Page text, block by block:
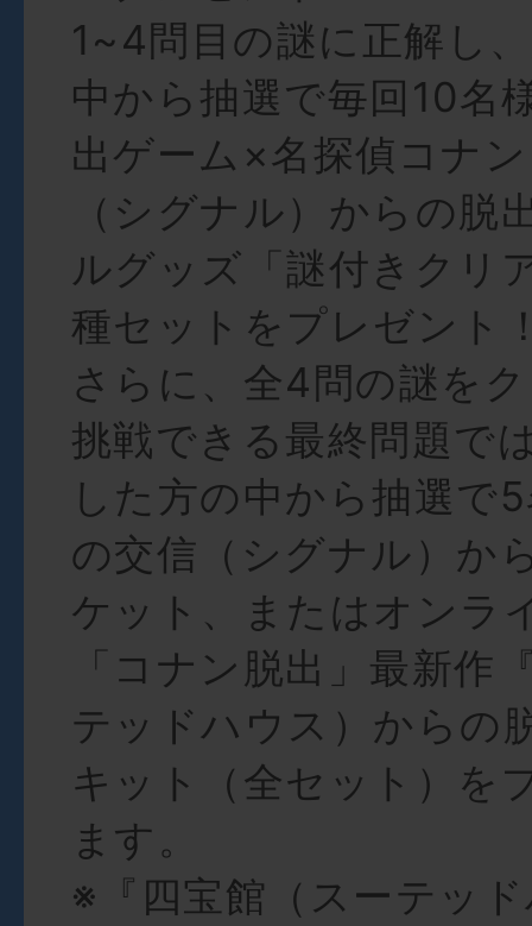
1~4問目の謎に正解し
中から抽選で毎回10名
出ゲーム×名探偵コナ
（シグナル）からの脱
ルグッズ「謎付きクリ
種セットをプレゼント
さらに、全4問の謎を
挑戦できる最終問題で
した方の中から抽選で
の交信（シグナル）か
ケット、またはオンラ
「コナン脱出」最新作
テッドハウス）からの
キット（全セット）を
ます。
※『四宝館（スーテッ